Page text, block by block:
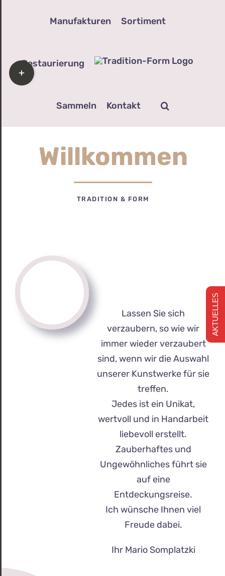
Manufakturen Sortiment
Restaurierung
Sammeln Kontakt
Willkommen
TRADITION & FORM
Lassen Sie sich
verzaubern, so wie wir
immer wieder verzaubert
sind, wenn wir die Auswahl
unserer Kunstwerke für sie
treffen.
Jedes ist ein Unikat,
wertvoll und in Handarbeit
liebevoll erstellt.
Zauberhaftes und
Ungewöhnliches führt sie
auf eine
Entdeckungsreise.
Ich wünsche Ihnen viel
Freude dabei.
Ihr Mario Somplatzki
Toggle
Sliding
AKTUELLES